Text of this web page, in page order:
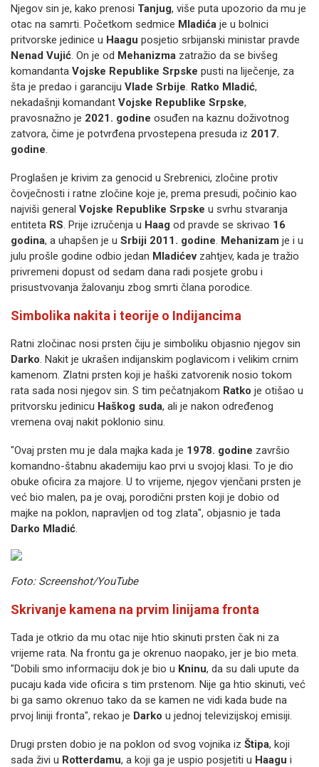
Njegov sin je, kako prenosi Tanjug, više puta upozorio da mu je
otac na samrti. Početkom sedmice Mladića je u bolnici
pritvorske jedinice u Haagu posjetio srbijanski ministar pravde
Nenad Vujić. On je od Mehanizma zatražio da se bivšeg
komandanta Vojske Republike Srpske pusti na liječenje, za
šta je predao i garanciju Vlade Srbije. Ratko Mladić,
nekadašnji komandant Vojske Republike Srpske,
pravosnažno je 2021. godine osuđen na kaznu doživotnog
zatvora, čime je potvrđena prvostepena presuda iz 2017.
godine.
Proglašen je krivim za genocid u Srebrenici, zločine protiv
čovječnosti i ratne zločine koje je, prema presudi, počinio kao
najviši general Vojske Republike Srpske u svrhu stvaranja
entiteta RS. Prije izručenja u Haag od pravde se skrivao 16
godina, a uhapšen je u Srbiji 2011. godine. Mehanizam je i u
julu prošle godine odbio jedan Mladićevzahtjev, kada je tražio
privremeni dopust od sedam dana radi posjete grobu i
prisustvovanja žalovanju zbog smrti člana porodice.
Simbolika nakita i teorije o Indijancima
Ratni zločinac nosi prsten čiju je simboliku objasnio njegov sin
Darko. Nakit je ukrašen indijanskim poglavicom i velikim crnim
kamenom. Zlatni prsten koji je haški zatvorenik nosio tokom
rata sada nosi njegov sin. S tim pečatnjakom Ratko je otišao u
pritvorsku jedinicu Haškog suda, ali je nakon određenog
vremena ovaj nakit poklonio sinu.
"Ovaj prsten mu je dala majka kada je 1978. godine završio
komandno-štabnu akademiju kao prvi u svojoj klasi. To je dio
obuke oficira za majore. U to vrijeme, njegov vjenčani prsten je
već bio malen, pa je ovaj, porodični prsten koji je dobio od
majke na poklon, napravljen od tog zlata", objasnio je tada
Darko Mladić.
Foto: Screenshot/YouTube
Skrivanje kamena na prvim linijama fronta
Tada je otkrio da mu otac nije htio skinuti prsten čak ni za
vrijeme rata. Na frontu ga je okrenuo naopako, jer je bio meta.
"Dobili smo informaciju dok je bio u Kninu, da su dali upute da
pucaju kada vide oficira s tim prstenom. Nije ga htio skinuti, već
bi ga samo okrenuo tako da se kamen ne vidi kada bude na
prvoj liniji fronta", rekao je Darko u jednoj televizijskoj emisiji.
Drugi prsten dobio je na poklon od svog vojnika iz Štipa, koji
sada živi u Rotterdamu, a koji ga je uspio posjetiti u Haagu i